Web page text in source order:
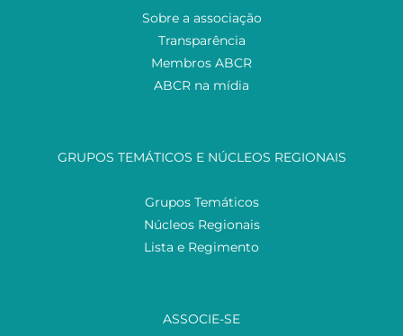
Sobre a associação
Transparência
Membros ABCR
ABCR na mídia
GRUPOS TEMÁTICOS E NÚCLEOS REGIONAIS
Grupos Temáticos
Núcleos Regionais
Lista e Regimento
ASSOCIE-SE